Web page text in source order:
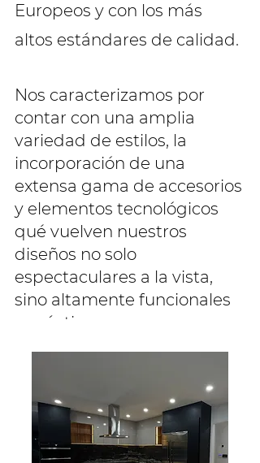
Europeos y con los más
altos estándares de calidad.
Nos caracterizamos por
contar con una amplia
variedad de estilos, la
incorporación de una
extensa gama de accesorios
y elementos tecnológicos
qué vuelven nuestros
diseños no solo
espectaculares a la vista,
sino altamente funcionales
y prácticos.
elegancia y sofisticación, pero no
cocina, tocador o un vestidor debe evocar
toda una experiencia para nuestros
clientes.